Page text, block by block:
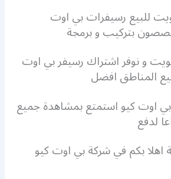
للبيع رسيفرات بي اوت
و نوفر اشتراك رسيفر بي اوت
المناطق افضل
بي اوت كيو استمتع بمشاهدة جميع
لدفع
اهلا بكم في شركة بي اوت كيو